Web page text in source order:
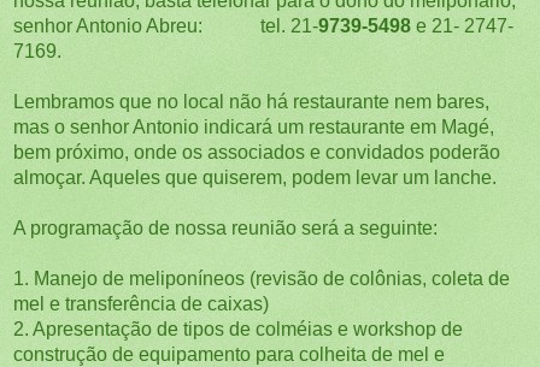
senhor Antonio Abreu: tel. 21-9739-5498 e 21- 2747-
7169.
Lembramos que no local não há restaurante nem bares,
mas o senhor Antonio indicará um restaurante em Magé,
bem próximo, onde os associados e convidados poderão
almoçar. Aqueles que quiserem, podem levar um lanche.
A programação de nossa reunião será a seguinte:
1. Manejo de meliponíneos (revisão de colônias, coleta de
mel e transferência de caixas)
2. Apresentação de tipos de colméias e workshop de
construção de equipamento para colheita de mel e